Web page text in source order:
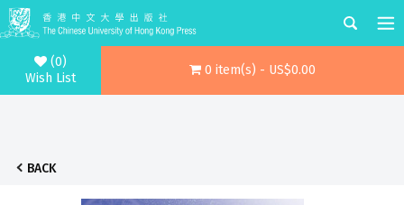
(0)
Wish List
0 item(s) - US$0.00
BACK